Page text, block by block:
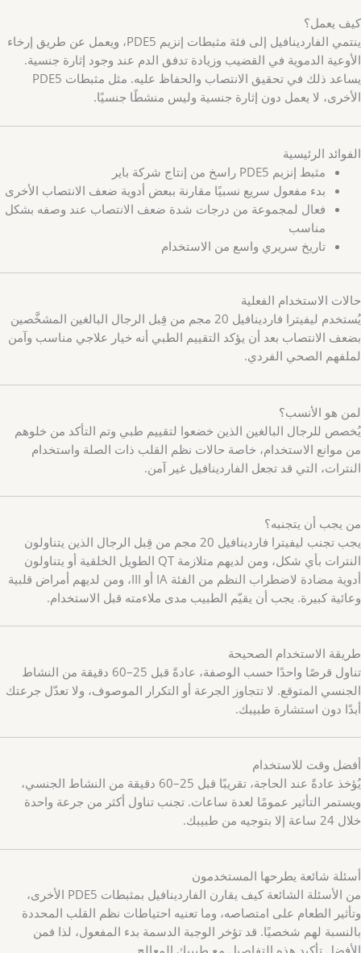
كيف يعمل؟
ينتمي الفاردينافيل إلى فئة مثبطات إنزيم PDE5، ويعمل عن طريق إرخاء
الأوعية الدموية في القضيب وزيادة تدفق الدم عند وجود إثارة جنسية.
يساعد ذلك في تحقيق الانتصاب والحفاظ عليه. مثل مثبطات PDE5
الأخرى، لا يعمل دون إثارة جنسية وليس منشطًا جنسيًا.
الفوائد الرئيسية
مثبط إنزيم PDE5 راسخ من إنتاج شركة باير
بدء مفعول سريع نسبيًا مقارنة ببعض أدوية ضعف الانتصاب الأخرى
فعال لمجموعة من درجات شدة ضعف الانتصاب عند وصفه بشكل
مناسب
تاريخ سريري واسع من الاستخدام
حالات الاستخدام الفعلية
يُستخدم ليفيترا فاردينافيل 20 مجم من قِبل الرجال البالغين المشخَّصين
بضعف الانتصاب بعد أن يؤكد التقييم الطبي أنه خيار علاجي مناسب وآمن
لملفهم الصحي الفردي.
لمن هو الأنسب؟
يُخصص للرجال البالغين الذين خضعوا لتقييم طبي وتم التأكد من خلوهم
من موانع الاستخدام، خاصة حالات نظم القلب ذات الصلة واستخدام
النترات، التي قد تجعل الفاردينافيل غير آمن.
من يجب أن يتجنبه؟
يجب تجنب ليفيترا فاردينافيل 20 مجم من قِبل الرجال الذين يتناولون
النترات بأي شكل، ومن لديهم متلازمة QT الطويل الخلقية أو يتناولون
أدوية مضادة لاضطراب النظم من الفئة IA أو III، ومن لديهم أمراض قلبية
وعائية كبيرة. يجب أن يقيّم الطبيب مدى ملاءمته قبل الاستخدام.
طريقة الاستخدام الصحيحة
تناول قرصًا واحدًا حسب الوصفة، عادةً قبل 25–60 دقيقة من النشاط
الجنسي المتوقع. لا تتجاوز الجرعة أو التكرار الموصوف، ولا تعدّل جرعتك
أبدًا دون استشارة طبيبك.
أفضل وقت للاستخدام
يُؤخذ عادةً عند الحاجة، تقريبًا قبل 25–60 دقيقة من النشاط الجنسي،
ويستمر التأثير عمومًا لعدة ساعات. تجنب تناول أكثر من جرعة واحدة
خلال 24 ساعة إلا بتوجيه من طبيبك.
أسئلة شائعة يطرحها المستخدمون
من الأسئلة الشائعة كيف يقارن الفاردينافيل بمثبطات PDE5 الأخرى،
وتأثير الطعام على امتصاصه، وما تعنيه احتياطات نظم القلب المحددة
بالنسبة لهم شخصيًا. قد تؤخر الوجبة الدسمة بدء المفعول، لذا فمن